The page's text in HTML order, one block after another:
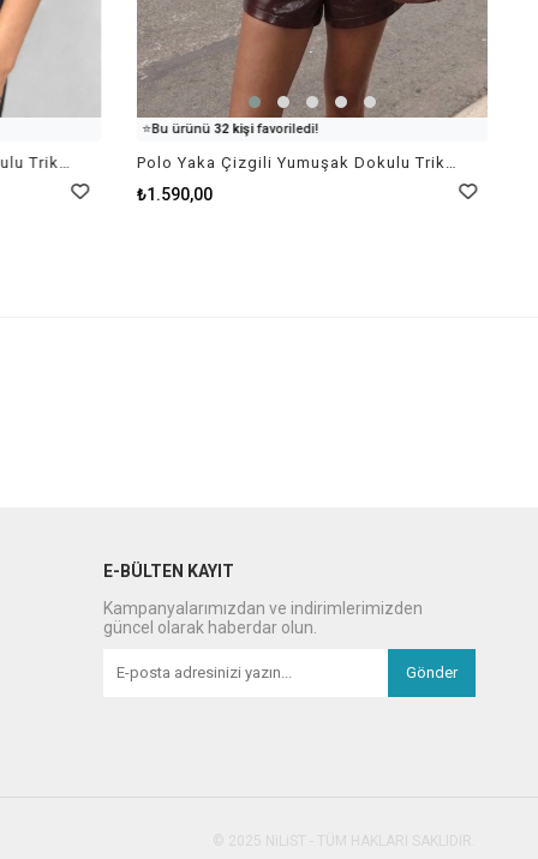
Şu an100 kişi
inceliyor!
⭐️Bu ürünü 32 kişifavoriledi!
53 kişi
sepetine ekledi!
11 adet satıldı
₺1.590,00
E-BÜLTEN KAYIT
Kampanyalarımızdan ve indirimlerimizden
güncel olarak haberdar olun.
Gönder
© 2025 NiLiST - TÜM HAKLARI SAKLIDIR.